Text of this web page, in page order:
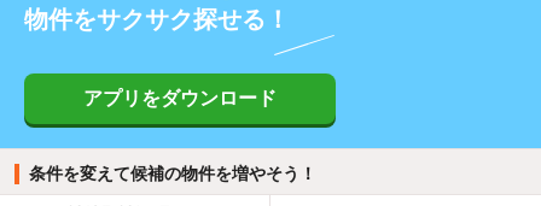
物件をサクサク探せる！
アプリをダウンロード
条件を変えて候補の物件を増やそう！